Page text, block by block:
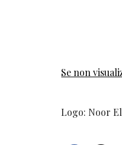
Se non
Logo: Noor